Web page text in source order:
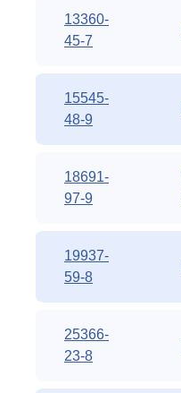
13360-
45-7
15545-
48-9
18691-
97-9
19937-
59-8
25366-
23-8